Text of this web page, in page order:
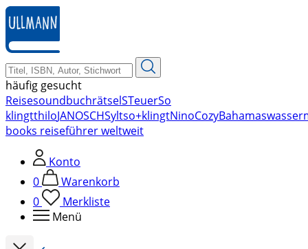
zum
Hauptinhalt
springen
häufig gesucht
ReisesoundbuchrätselSTeuerSo
klingtthiloJANOSCHSyltso+klingtNinoCozyBahamas
books reiseführer weltweit
Konto
0
Warenkorb
0
Merkliste
Menü